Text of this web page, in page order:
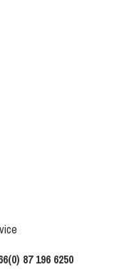
87 196 6250